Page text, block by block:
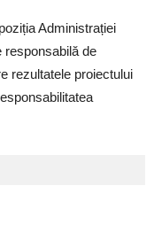
Administrației
responsabilă de
rezultatele proiectului